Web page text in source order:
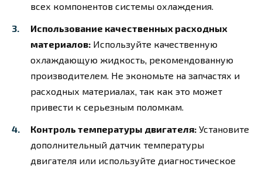
всех компонентов системы охлаждения.
Использование качественных расходных
материалов: Используйте качественную
охлаждающую жидкость, рекомендованную
производителем. Не экономьте на запчастях и
расходных материалах, так как это может
привести к серьезным поломкам.
Контроль температуры двигателя: Установите
дополнительный датчик температуры
двигателя или используйте диагностическое